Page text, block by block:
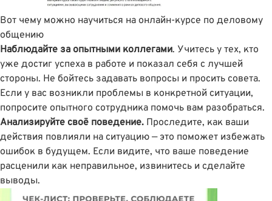
Вот чему можно научиться на онлайн-курсе по деловому
общению
Наблюдайте за опытными коллегами. Учитесь у тех, кто
уже достиг успеха в работе и показал себя с лучшей
стороны. Не бойтесь задавать вопросы и просить совета.
Если у вас возникли проблемы в конкретной ситуации,
попросите опытного сотрудника помочь вам разобраться.
Анализируйте своё поведение. Проследите, как ваши
действия повлияли на ситуацию — это поможет избежать
ошибок в будущем. Если видите, что ваше поведение
расценили как неправильное, извинитесь и сделайте
выводы.